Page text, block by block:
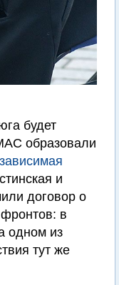
будет
образовали
и
договор о
в
одном из
тут же